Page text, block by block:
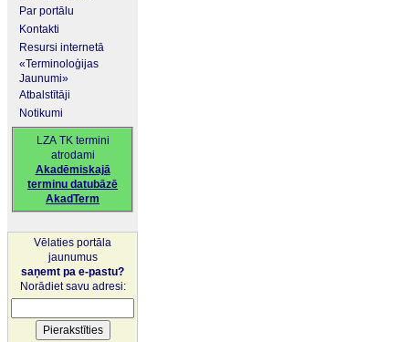
Par portālu
Kontakti
Resursi internetā
«Terminoloģijas
Jaunumi»
Atbalstītāji
Notikumi
LZA TK termini
atrodami
Akadēmiskajā
terminu datubāzē
AkadTerm
Vēlaties portāla
jaunumus
saņemt pa e-pastu?
Norādiet savu adresi: